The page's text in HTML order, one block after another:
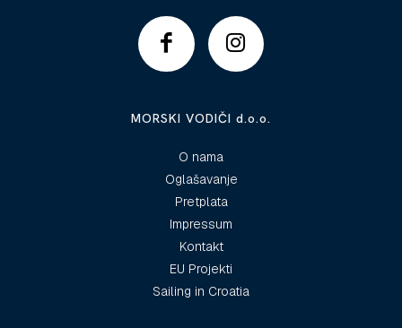
MORSKI VODIČI d.o.o.
O nama
Oglašavanje
Pretplata
Impressum
Kontakt
EU Projekti
Sailing in Croatia